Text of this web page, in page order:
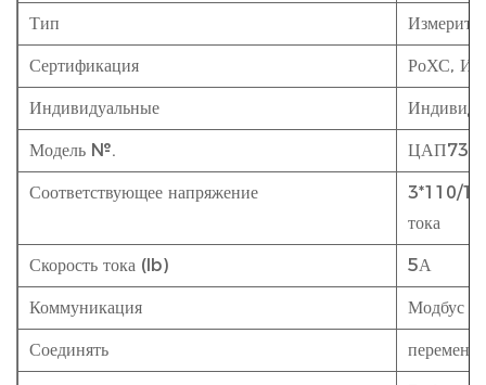
Тип
Сертификация РоХС,
Индивидуальные
Модель №.
Соответствующее напряжение
3*110/
тока
Скорость тока (Ib) 5А
Коммуникация Модбус
Соединять